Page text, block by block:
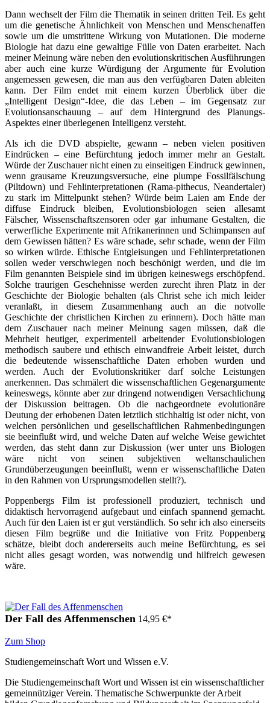
Dann wechselt der Film die Thematik in seinen dritten Teil. Es geht
um die genetische Ähnlichkeit von Menschen und Menschenaffen
sowie um die umstrittene Wirkung von Mutationen. Die moderne
Biologie hat dazu eine gewaltige Fülle von Daten erarbeitet. Nach
meiner Meinung wäre neben den evolutionskritischen Ausführungen
aber auch eine kurze Würdigung der Argumente für Evolution
angemessen gewesen, die man aus den verfügbaren Daten ableiten
kann. Der Film endet mit einem kurzen Überblick über die
„Intelligent Design“-Idee, die das Leben – im Gegensatz zur
Evolutionsanschauung – auf dem Hintergrund des Planungs-
Aspektes einer überlegenen Intelligenz versteht.
Als ich die DVD abspielte, gewann – neben vielen positiven
Eindrücken – eine Befürchtung jedoch immer mehr an Gestalt.
Würde der Zuschauer nicht einen zu einseitigen Eindruck gewinnen,
wenn grausame Kreuzungsversuche, eine plumpe Fossilfälschung
(Piltdown) und Fehlinterpretationen (Rama-pithecus, Neandertaler)
zu stark im Mittelpunkt stehen? Würde beim Laien am Ende der
diffuse Eindruck bleiben, Evolutionsbiologen seien allesamt
Fälscher, Wissenschaftszensoren oder gar inhumane Gestalten, die
verwerfliche Experimente mit Afrikanerinnen und Schimpansen auf
dem Gewissen hätten? Es wäre schade, sehr schade, wenn der Film
so wirken würde. Ethische Entgleisungen und Fehlinterpretationen
sollen weder verschwiegen noch beschönigt werden, und die im
Film genannten Beispiele sind im übrigen keineswegs erschöpfend.
Solche traurigen Geschehnisse werden zurecht ihren Platz in der
Geschichte der Biologie behalten (als Christ sehe ich mich leider
veranlaßt, in diesem Zusammenhang auch an die notvolle
Geschichte der christlichen Kirchen zu erinnern). Doch hätte man
dem Zuschauer nach meiner Meinung sagen müssen, daß die
Mehrheit heutiger, experimentell arbeitender Evolutionsbiologen
methodisch saubere und ethisch einwandfreie Arbeit leistet, durch
die bedeutende wissenschaftliche Daten erhoben wurden und
werden. Auch der Evolutionskritiker darf solche Leistungen
anerkennen. Das schmälert die wissenschaftlichen Gegenargumente
keineswegs, könnte aber zur dringend notwendigen Versachlichung
der Diskussion beitragen. Ob die nachgeordnete evolutionäre
Deutung der erhobenen Daten letztlich stichhaltig ist oder nicht, von
welchen persönlichen und gesellschaftlichen Rahmenbedingungen
sie beeinflußt wird, und welche Daten auf welche Weise gewichtet
werden, das steht dann zur Diskussion (wer unter uns Biologen
wäre nicht von seinen subjektiven weltanschaulichen
Grundüberzeugungen beeinflußt, wenn er wissenschaftliche Daten
in den Rahmen von Ursprungsmodellen stellt?).
Poppenbergs Film ist professionell produziert, technisch und
didaktisch hervorragend aufgebaut und einfach spannend gemacht.
Auch für den Laien ist er gut verständlich. So sehr ich also einerseits
diesen Film begrüße und die Initiative von Fritz Poppenberg
schätze, bleibt doch andererseits auch meine Befürchtung, es sei
nicht alles gesagt worden, was notwendig und hilfreich gewesen
wäre.
Der Fall des Affenmenschen 14,95 €*
Zum Shop
Studiengemeinschaft Wort und Wissen e.V.
Die Studiengemeinschaft Wort und Wissen ist ein wissenschaftlicher
gemeinnütziger Verein. Thematische Schwerpunkte der Arbeit